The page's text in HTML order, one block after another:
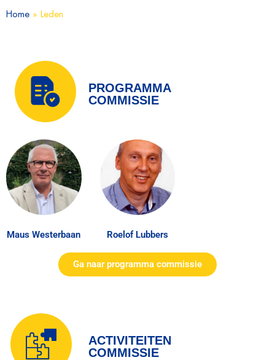
Home » Leden
PROGRAMMA
COMMISSIE
Maus Westerbaan Roelof Lubbers
Ga naar programma commissie
ACTIVITEITEN
COMMISSIE